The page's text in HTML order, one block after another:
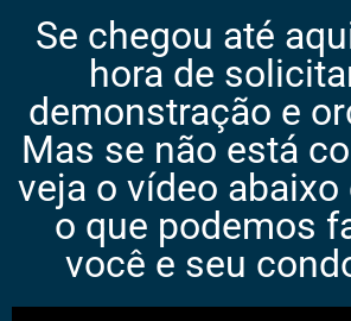
Se chegou até
hora de
demonstração e
Mas se não está
veja o vídeo abaixo
o que podemos
você e seu